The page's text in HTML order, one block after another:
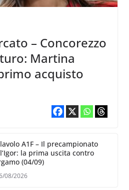
– Concorezzo
Martina
acquisto
A1F – Il precampionato
la prima uscita contro
(04/09)
08/2026